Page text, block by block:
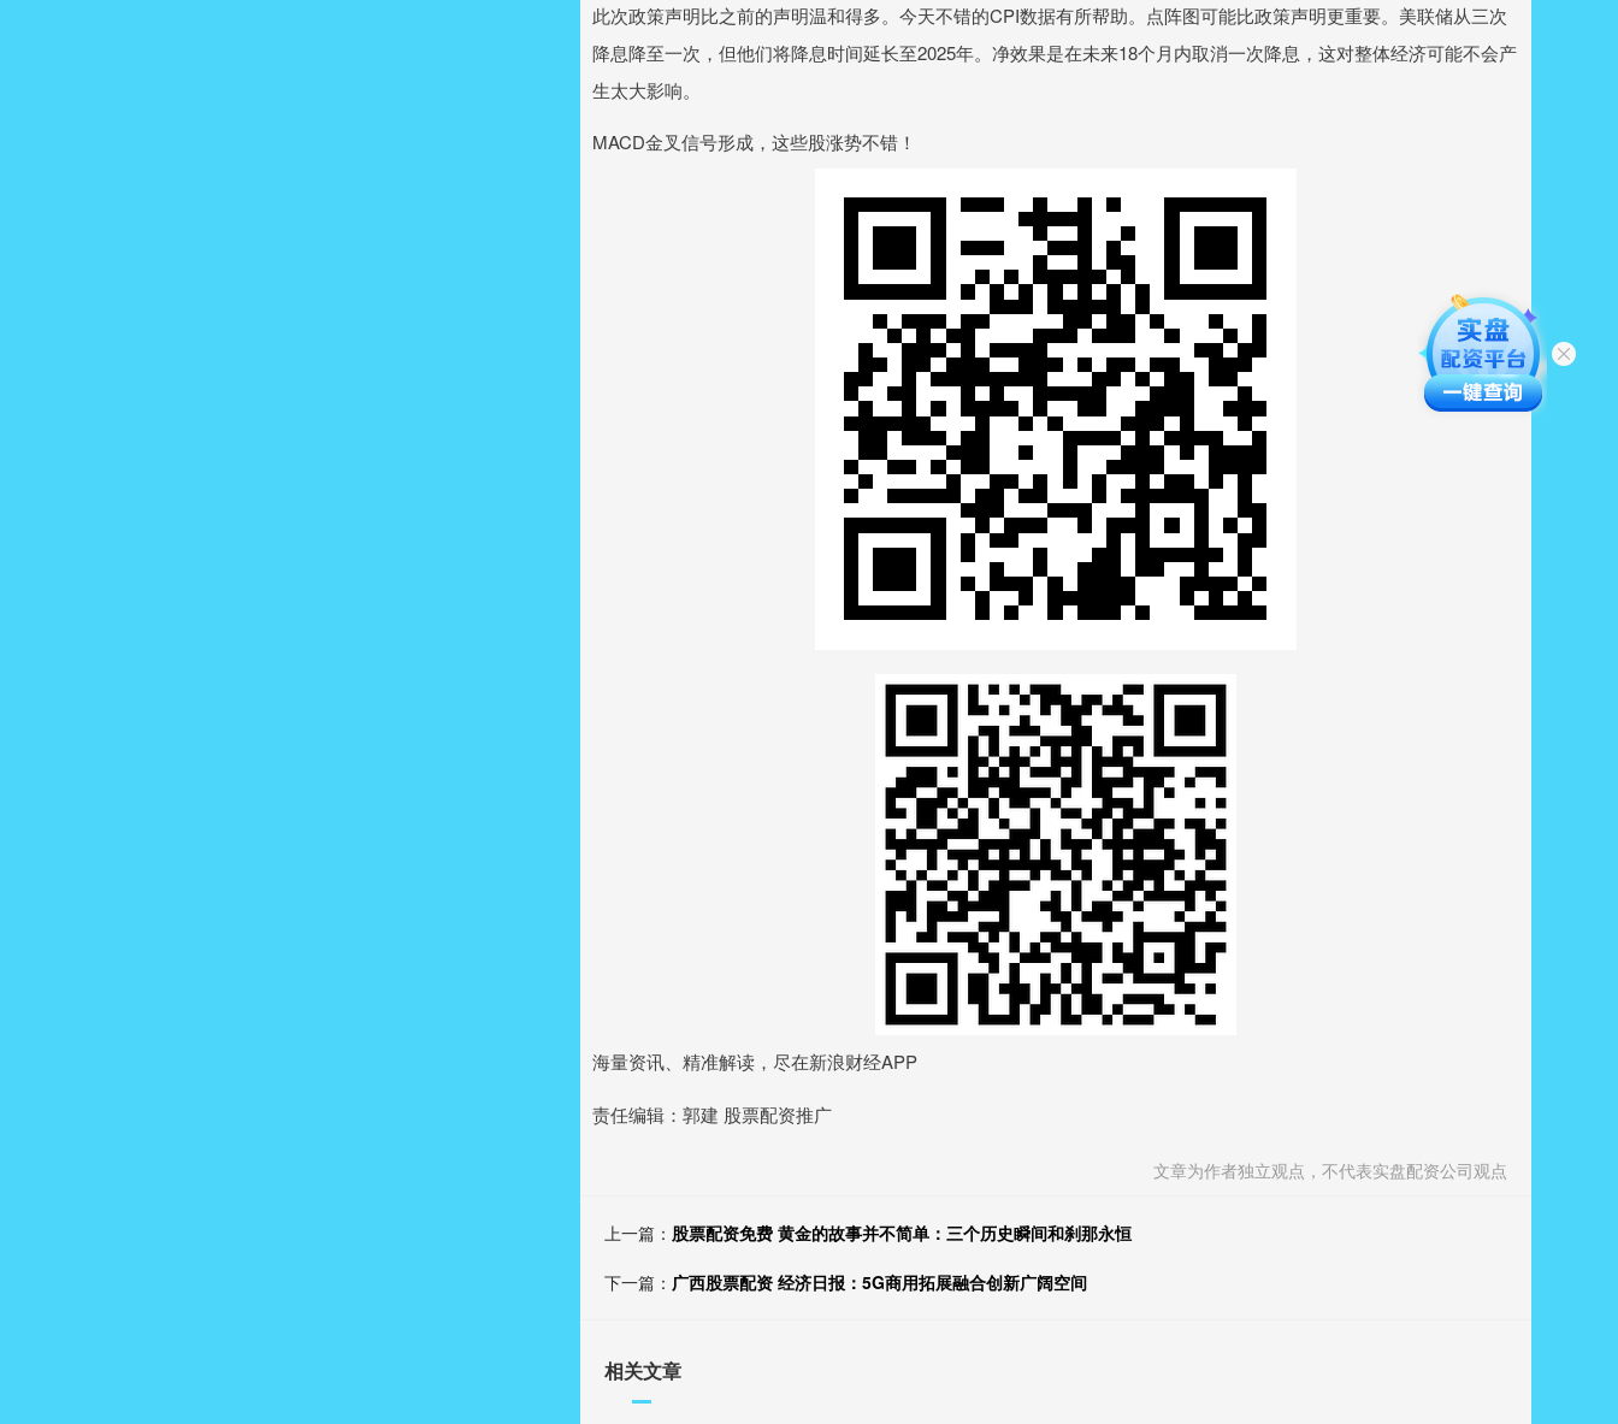
此次政策声明比之前的声明温和得多。今天不错的CPI数据有所帮助。点阵图可能比政策声明更重要。美联储从三次
降息降至一次，但他们将降息时间延长至2025年。净效果是在未来18个月内取消一次降息，这对整体经济可能不会产
生太大影响。
MACD金叉信号形成，这些股涨势不错！
海量资讯、精准解读，尽在新浪财经APP
责任编辑：郭建 股票配资推广
文章为作者独立观点，不代表实盘配资公司观点
上一篇： 股票配资免费 黄金的故事并不简单：三个历史瞬间和刹那永恒
下一篇： 广西股票配资 经济日报：5G商用拓展融合创新广阔空间
相关文章